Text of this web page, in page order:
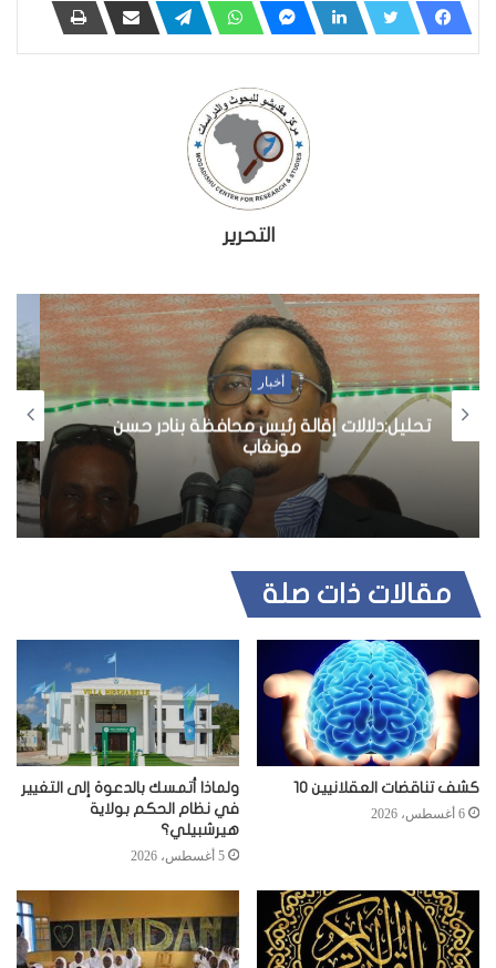
التحرير
أخبار
الاستعمار الناعم
مقالات ذات صلة
كشف تناقضات العقلانيين 10
6 أغسطس، 2026
ولماذا أتمسك بالدعوة إلى التغيير
في نظام الحكم بولاية
هيرشبيلي؟
5 أغسطس، 2026